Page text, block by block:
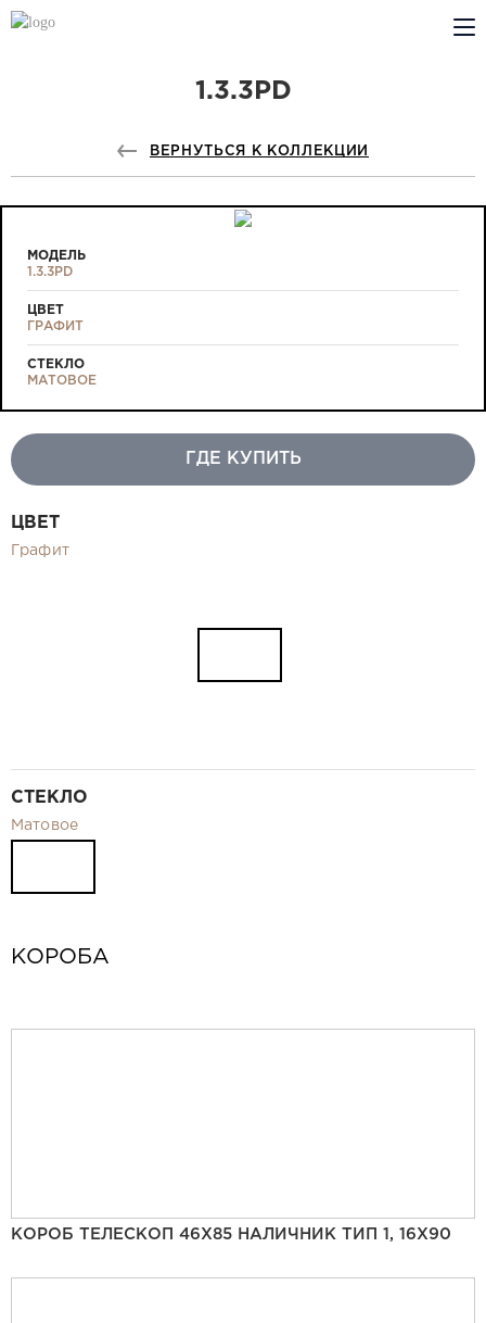
КОМПАНИЯ
PROFILDOORS
Проекты
1.3.3PD
ВЕРНУТЬСЯ К КОЛЛЕКЦИИ
МОДЕЛЬ
1.3.3PD
ЦВЕТ
ГРАФИТ
СТЕКЛО
МАТОВОЕ
ГДЕ КУПИТЬ
ЦВЕТ
Графит
СТЕКЛО
Матовое
КОРОБА
КОРОБ ТЕЛЕСКОП 46Х85 НАЛИЧНИК ТИП 1, 16Х90